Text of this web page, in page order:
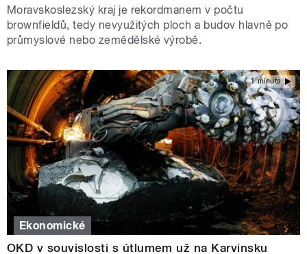
Moravskoslezský kraj je rekordmanem v počtu
brownfieldů, tedy nevyužitých ploch a budov hlavně po
průmyslové nebo zemědělské výrobě.
1 minuta
Ekonomické
OKD v souvislosti s útlumem už na Karvinsku